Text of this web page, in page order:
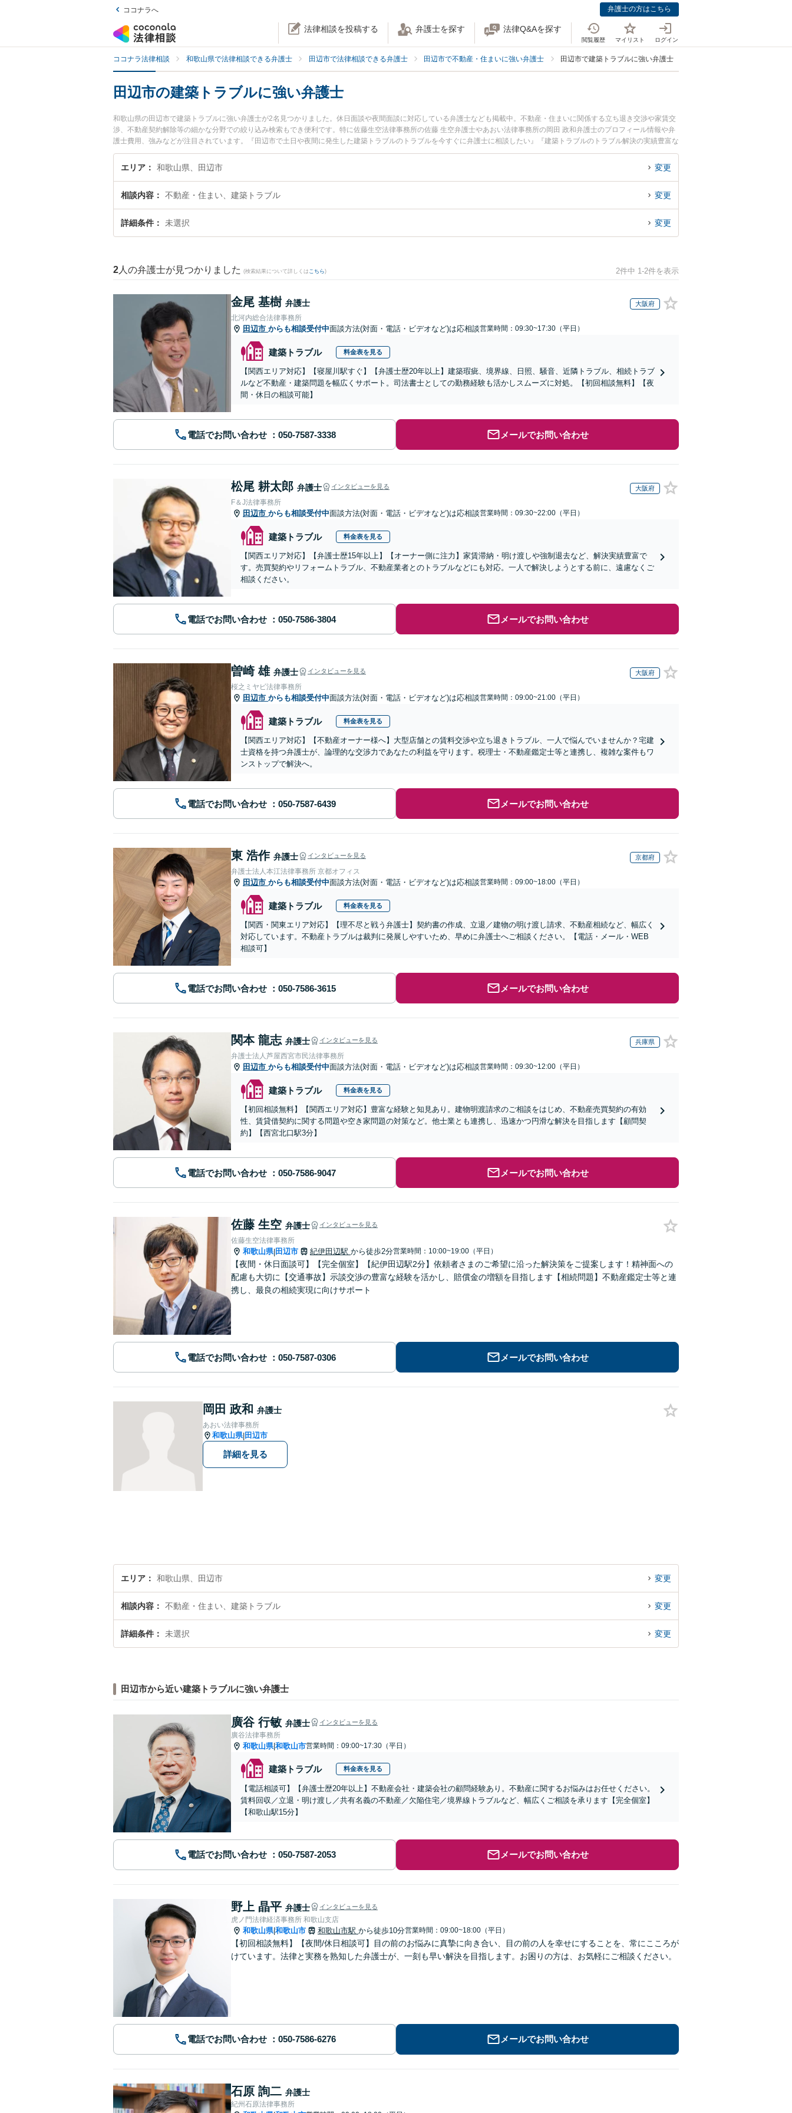
ココナラへ 弁護士の方はこちら
法律相談を投稿する 弁護士を探す 法律Q&Aを探す
閲覧履歴 マイリスト ログイン
ココナラ法律相談 和歌山県で法律相談できる弁護士 田辺市で法律相談できる弁護士 田辺市で不動産・住まいに強い弁護士 田辺市で建築トラブルに強い弁護士
田辺市の建築トラブルに強い弁護士
和歌山県の田辺市で建築トラブルに強い弁護士が2名見つかりました。休日面談や夜間面談に対応している弁護士なども掲載中。不動産・住まいに関係する立ち退き交渉や家賃交
渉、不動産契約解除等の細かな分野での絞り込み検索もでき便利です。特に佐藤生空法律事務所の佐藤 生空弁護士やあおい法律事務所の岡田 政和弁護士のプロフィール情報や弁
護士費用、強みなどが注目されています。『田辺市で土日や夜間に発生した建築トラブルのトラブルを今すぐに弁護士に相談したい』『建築トラブルのトラブル解決の実績豊富な
近くの弁護士を検索したい』『初回相談無料で建築トラブルを法律相談できる田辺市内の弁護士に相談予約したい』などでお困りの相談者さんにおすすめです。
エリア 和歌山県、田辺市 変更
相談内容 不動産・住まい、建築トラブル 変更
詳細条件 未選択 変更
2 人の弁護士が見つかりました (検索結果について詳しくは こちら) 2件中 1-2件を表示
金尾 基樹 弁護士 大阪府
北河内総合法律事務所
田辺市 からも相談受付中面談方法(対面・電話・ビデオなど)は応相談営業時間：09:30~17:30（平日）
建築トラブル 料金表を見る
【関西エリア対応】【寝屋川駅すぐ】【弁護士歴20年以上】建築瑕疵、境界線、日照、騒音、近隣トラブル、相続トラブ
ルなど不動産・建築問題を幅広くサポート。司法書士としての勤務経験も活かしスムーズに対処。【初回相談無料】【夜
間・休日の相談可能】
電話でお問い合わせ メールでお問い合わせ
松尾 耕太郎 弁護士 インタビューを見る 大阪府
F＆J法律事務所
田辺市 からも相談受付中面談方法(対面・電話・ビデオなど)は応相談営業時間：09:30~22:00（平日）
建築トラブル 料金表を見る
【関西エリア対応】【弁護士歴15年以上】【オーナー側に注力】家賃滞納・明け渡しや強制退去など、解決実績豊富で
す。売買契約やリフォームトラブル、不動産業者とのトラブルなどにも対応。一人で解決しようとする前に、遠慮なくご
相談ください。
電話でお問い合わせ メールでお問い合わせ
曽崎 雄 弁護士 インタビューを見る 大阪府
桜之ミヤビ法律事務所
田辺市 からも相談受付中面談方法(対面・電話・ビデオなど)は応相談営業時間：09:00~21:00（平日）
建築トラブル 料金表を見る
【関西エリア対応】【不動産オーナー様へ】大型店舗との賃料交渉や立ち退きトラブル、一人で悩んでいませんか？宅建
士資格を持つ弁護士が、論理的な交渉力であなたの利益を守ります。税理士・不動産鑑定士等と連携し、複雑な案件もワ
ンストップで解決へ。
電話でお問い合わせ メールでお問い合わせ
東 浩作 弁護士 インタビューを見る 京都府
弁護士法人本江法律事務所 京都オフィス
田辺市 からも相談受付中面談方法(対面・電話・ビデオなど)は応相談営業時間：09:00~18:00（平日）
建築トラブル 料金表を見る
【関西・関東エリア対応】【理不尽と戦う弁護士】契約書の作成、立退／建物の明け渡し請求、不動産相続など、幅広く
対応しています。不動産トラブルは裁判に発展しやすいため、早めに弁護士へご相談ください。【電話・メール・WEB
相談可】
電話でお問い合わせ メールでお問い合わせ
関本 龍志 弁護士 インタビューを見る 兵庫県
弁護士法人芦屋西宮市民法律事務所
田辺市 からも相談受付中面談方法(対面・電話・ビデオなど)は応相談営業時間：09:30~12:00（平日）
建築トラブル 料金表を見る
【初回相談無料】【関西エリア対応】豊富な経験と知見あり。建物明渡請求のご相談をはじめ、不動産売買契約の有効
性、賃貸借契約に関する問題や空き家問題の対策など。他士業とも連携し、迅速かつ円滑な解決を目指します【顧問契
約】【西宮北口駅3分】
電話でお問い合わせ メールでお問い合わせ
佐藤 生空 弁護士 インタビューを見る
佐藤生空法律事務所
和歌山県|田辺市 紀伊田辺駅 から徒歩2分営業時間：10:00~19:00（平日）
【夜間・休日面談可】【完全個室】【紀伊田辺駅2分】依頼者さまのご希望に沿った解決策をご提案します！精神面への
配慮も大切に【交通事故】示談交渉の豊富な経験を活かし、賠償金の増額を目指します【相続問題】不動産鑑定士等と連
携し、最良の相続実現に向けサポート
電話でお問い合わせ メールでお問い合わせ
岡田 政和 弁護士
あおい法律事務所
和歌山県|田辺市
詳細を見る
エリア 和歌山県、田辺市 変更
相談内容 不動産・住まい、建築トラブル 変更
詳細条件 未選択 変更
田辺市から近い建築トラブルに強い弁護士
廣谷 行敏 弁護士 インタビューを見る
廣谷法律事務所
和歌山県|和歌山市営業時間：09:00~17:30（平日）
建築トラブル 料金表を見る
【電話相談可】【弁護士歴20年以上】不動産会社・建築会社の顧問経験あり。不動産に関するお悩みはお任せください。
賃料回収／立退・明け渡し／共有名義の不動産／欠陥住宅／境界線トラブルなど、幅広くご相談を承ります【完全個室】
【和歌山駅15分】
電話でお問い合わせ メールでお問い合わせ
野上 晶平 弁護士 インタビューを見る
虎ノ門法律経済事務所 和歌山支店
和歌山県|和歌山市 和歌山市駅 から徒歩10分営業時間：09:00~18:00（平日）
【初回相談無料】【夜間/休日相談可】目の前のお悩みに真摯に向き合い、目の前の人を幸せにすることを、常にこころが
けています。法律と実務を熟知した弁護士が、一刻も早い解決を目指します。お困りの方は、お気軽にご相談ください。
電話でお問い合わせ メールでお問い合わせ
石原 詢二 弁護士
紀州石原法律事務所